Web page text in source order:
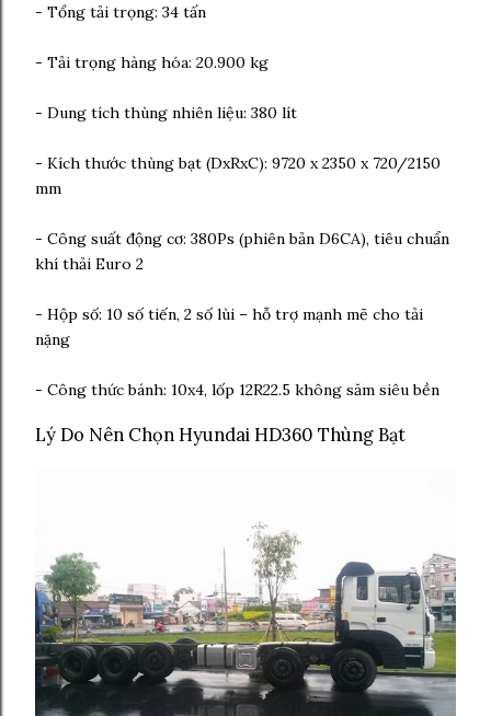
- Tổng tải trọng: 34 tấn
- Tải trọng hàng hóa: 20.900 kg
- Dung tích thùng nhiên liệu: 380 lít
- Kích thước thùng bạt (DxRxC): 9720 x 2350 x 720/2150
mm
- Công suất động cơ: 380Ps (phiên bản D6CA), tiêu chuẩn
khí thải Euro 2
- Hộp số: 10 số tiến, 2 số lùi – hỗ trợ mạnh mẽ cho tải
nặng
- Công thức bánh: 10x4, lốp 12R22.5 không săm siêu bền
Lý Do Nên Chọn Hyundai HD360 Thùng Bạt